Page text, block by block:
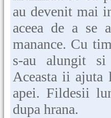
au devenit mai
aceea de a se
manance. Cu
s-au alungit si
Aceasta ii ajuta
apei. Fildesii
dupa hrana.